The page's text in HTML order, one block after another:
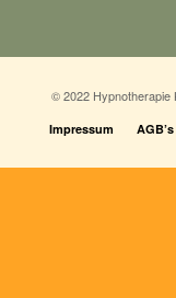
© 2022 Hypnotherapie
Impressum AGB’s